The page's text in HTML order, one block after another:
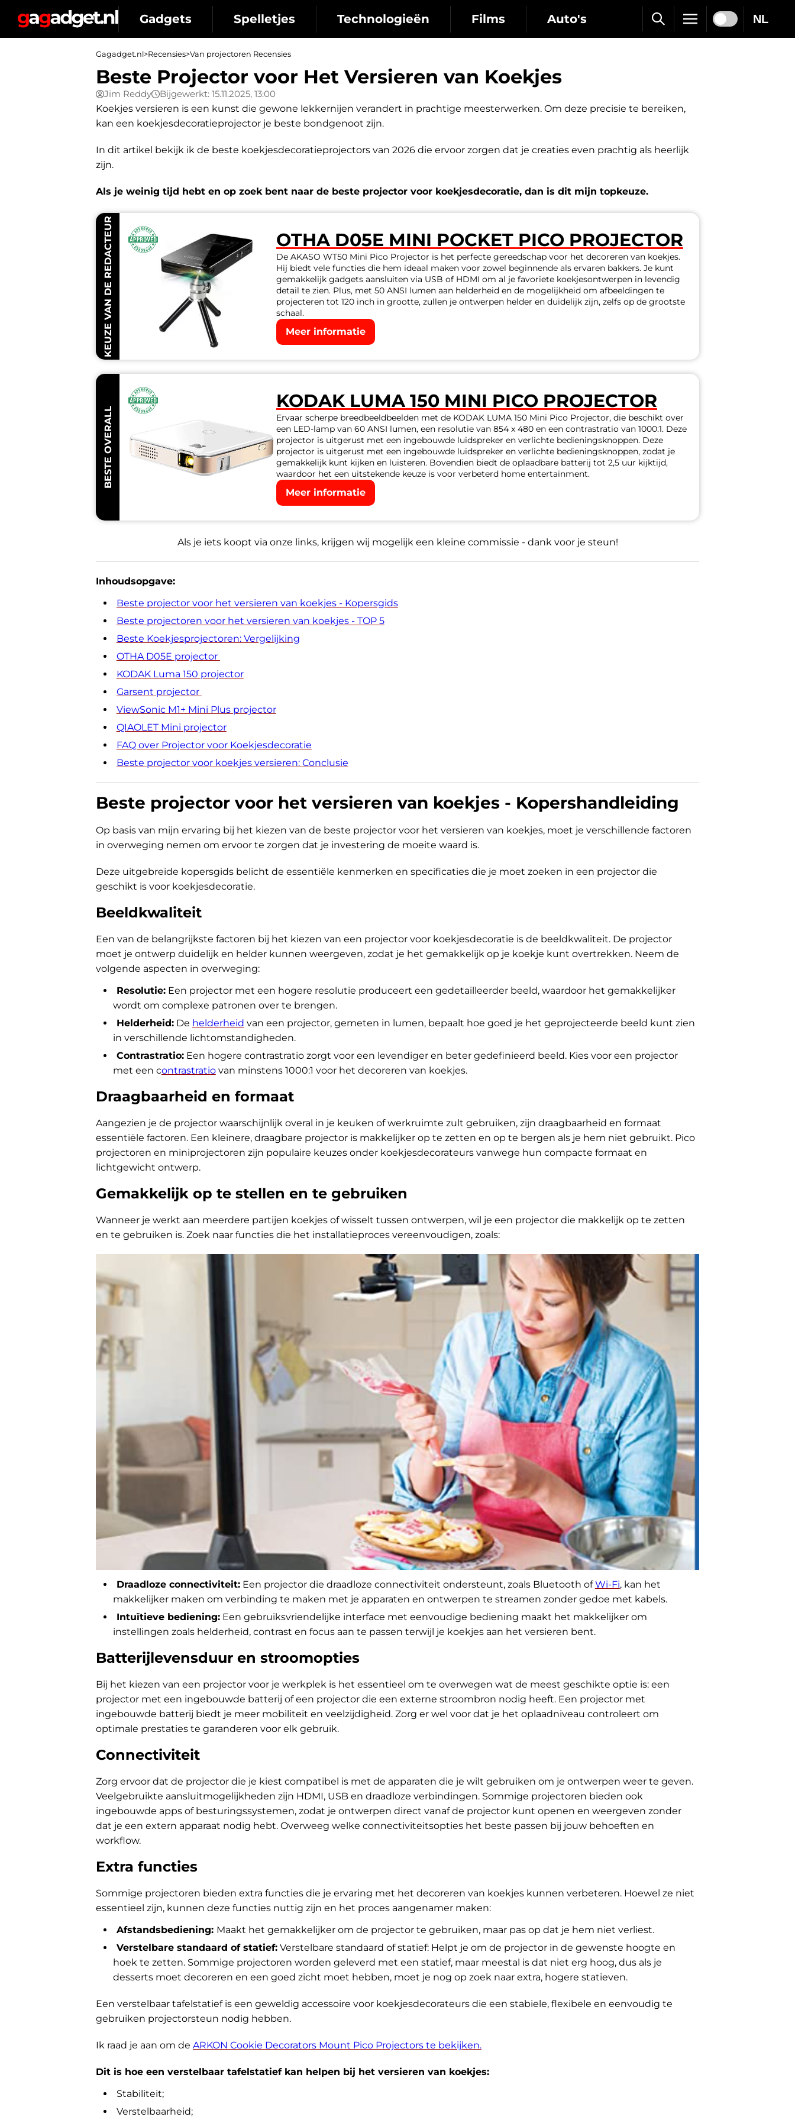
Gadgets Spelletjes Technologieën Films Auto's NL
Gagadget.nl>Recensies>Van projectoren Recensies
Beste Projector voor Het Versieren van Koekjes
Jim Reddy
Bijgewerkt: 15.11.2025, 13:00
Koekjes versieren is een kunst die gewone lekkernijen verandert in prachtige meesterwerken. Om deze precisie te bereiken,
kan een koekjesdecoratieprojector je beste bondgenoot zijn.
In dit artikel bekijk ik de beste koekjesdecoratieprojectors van 2026 die ervoor zorgen dat je creaties even prachtig als heerlijk
zijn.
Als je weinig tijd hebt en op zoek bent naar de beste projector voor koekjesdecoratie, dan is dit mijn topkeuze.
KEUZE VAN DE REDACTEUR OTHA ‎D05E MINI POCKET PICO PROJECTOR
De AKASO WT50 Mini Pico Projector is het perfecte gereedschap voor het decoreren van koekjes.
Hij biedt vele functies die hem ideaal maken voor zowel beginnende als ervaren bakkers. Je kunt
gemakkelijk gadgets aansluiten via USB of HDMI om al je favoriete koekjesontwerpen in levendig
detail te zien. Plus, met 50 ANSI lumen aan helderheid en de mogelijkheid om afbeeldingen te
projecteren tot 120 inch in grootte, zullen je ontwerpen helder en duidelijk zijn, zelfs op de grootste
schaal.
Meer informatie
BESTE OVERALL
KODAK LUMA 150 MINI PICO PROJECTOR
Ervaar scherpe breedbeeldbeelden met de KODAK LUMA 150 Mini Pico Projector, die beschikt over
een LED-lamp van 60 ANSI lumen, een resolutie van 854 x 480 en een contrastratio van 1000:1. Deze
projector is uitgerust met een ingebouwde luidspreker en verlichte bedieningsknoppen. Deze
projector is uitgerust met een ingebouwde luidspreker en verlichte bedieningsknoppen, zodat je
gemakkelijk kunt kijken en luisteren. Bovendien biedt de oplaadbare batterij tot 2,5 uur kijktijd,
waardoor het een uitstekende keuze is voor verbeterd home entertainment.
Meer informatie
Als je iets koopt via onze links, krijgen wij mogelijk een kleine commissie - dank voor je steun!
Inhoudsopgave:
Beste projector voor het versieren van koekjes - Kopersgids
Beste projectoren voor het versieren van koekjes - TOP 5
Beste Koekjesprojectoren: Vergelijking
OTHA ‎D05E projector
KODAK Luma 150 projector
Garsent projector
ViewSonic M1+ Mini Plus projector
QIAOLET Mini projector
FAQ over Projector voor Koekjesdecoratie
Beste projector voor koekjes versieren: Conclusie
Beste projector voor het versieren van koekjes - Kopershandleiding
Op basis van mijn ervaring bij het kiezen van de beste projector voor het versieren van koekjes, moet je verschillende factoren
in overweging nemen om ervoor te zorgen dat je investering de moeite waard is.
Deze uitgebreide kopersgids belicht de essentiële kenmerken en specificaties die je moet zoeken in een projector die
geschikt is voor koekjesdecoratie.
Beeldkwaliteit
Een van de belangrijkste factoren bij het kiezen van een projector voor koekjesdecoratie is de beeldkwaliteit. De projector
moet je ontwerp duidelijk en helder kunnen weergeven, zodat je het gemakkelijk op je koekje kunt overtrekken. Neem de
volgende aspecten in overweging:
Resolutie:Een projector met een hogere resolutie produceert een gedetailleerder beeld, waardoor het gemakkelijker
wordt om complexe patronen over te brengen.
Helderheid:De helderheid van een projector, gemeten in lumen, bepaalt hoe goed je het geprojecteerde beeld kunt zien
in verschillende lichtomstandigheden.
Contrastratio:Een hogere contrastratio zorgt voor een levendiger en beter gedefinieerd beeld. Kies voor een projector
met een contrastratiovan minstens 1000:1 voor het decoreren van koekjes.
Draagbaarheid en formaat
Aangezien je de projector waarschijnlijk overal in je keuken of werkruimte zult gebruiken, zijn draagbaarheid en formaat
essentiële factoren. Een kleinere, draagbare projector is makkelijker op te zetten en op te bergen als je hem niet gebruikt. Pico
projectoren en miniprojectoren zijn populaire keuzes onder koekjesdecorateurs vanwege hun compacte formaat en
lichtgewicht ontwerp.
Gemakkelijk op te stellen en te gebruiken
Wanneer je werkt aan meerdere partijen koekjes of wisselt tussen ontwerpen, wil je een projector die makkelijk op te zetten
en te gebruiken is. Zoek naar functies die het installatieproces vereenvoudigen, zoals:
Draadloze connectiviteit:Een projector die draadloze connectiviteit ondersteunt, zoals Bluetooth ofWi-Fi, kan het
makkelijker maken om verbinding te maken met je apparaten en ontwerpen te streamen zonder gedoe met kabels.
Intuïtieve bediening:Een gebruiksvriendelijke interface met eenvoudige bediening maakt het makkelijker om
instellingen zoals helderheid, contrast en focus aan te passen terwijl je koekjes aan het versieren bent.
Batterijlevensduur en stroomopties
Bij het kiezen van een projector voor je werkplek is het essentieel om te overwegen wat de meest geschikte optie is: een
projector met een ingebouwde batterij of een projector die een externe stroombron nodig heeft. Een projector met
ingebouwde batterij biedt je meer mobiliteit en veelzijdigheid. Zorg er wel voor dat je het oplaadniveau controleert om
optimale prestaties te garanderen voor elk gebruik.
Connectiviteit
Zorg ervoor dat de projector die je kiest compatibel is met de apparaten die je wilt gebruiken om je ontwerpen weer te geven.
Veelgebruikte aansluitmogelijkheden zijn HDMI, USB en draadloze verbindingen. Sommige projectoren bieden ook
ingebouwde apps of besturingssystemen, zodat je ontwerpen direct vanaf de projector kunt openen en weergeven zonder
dat je een extern apparaat nodig hebt. Overweeg welke connectiviteitsopties het beste passen bij jouw behoeften en
workflow.
Extra functies
Sommige projectoren bieden extra functies die je ervaring met het decoreren van koekjes kunnen verbeteren. Hoewel ze niet
essentieel zijn, kunnen deze functies nuttig zijn en het proces aangenamer maken:
Afstandsbediening: Maakt het gemakkelijker om de projector te gebruiken, maar pas op dat je hem niet verliest.
Verstelbare standaard of statief:Verstelbare standaard of statief: Helpt je om de projector in de gewenste hoogte en
hoek te zetten. Sommige projectoren worden geleverd met een statief, maar meestal is dat niet erg hoog, dus als je
desserts moet decoreren en een goed zicht moet hebben, moet je nog op zoek naar extra, hogere statieven.
Een verstelbaar tafelstatief is een geweldig accessoire voor koekjesdecorateurs die een stabiele, flexibele en eenvoudig te
gebruiken projectorsteun nodig hebben.
Ik raad je aan om de ARKON Cookie Decorators Mount Pico Projectors te bekijken.
Dit is hoe een verstelbaar tafelstatief kan helpen bij het versieren van koekjes:
Stabiliteit;
Verstelbaarheid;